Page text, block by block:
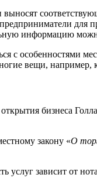
для
информацию
с особенностями
вещи, например,
бизнеса
закону «О
услуг зависит от